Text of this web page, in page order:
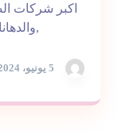
5 يونيو، 2024
اكبر شركات